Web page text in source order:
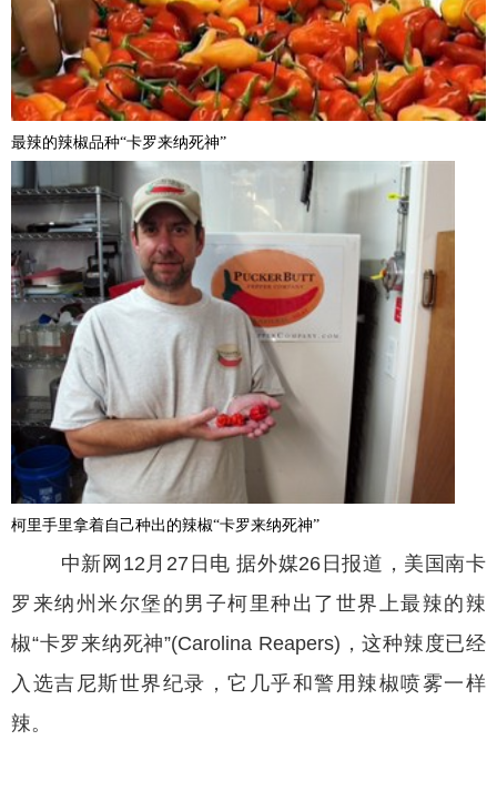
最辣的辣椒品种“卡罗来纳死神”
柯里手里拿着自己种出的辣椒“卡罗来纳死神”
中新网12月27日电 据外媒26日报道，美国南卡
罗来纳州米尔堡的男子柯里种出了世界上最辣的辣
椒“卡罗来纳死神”(Carolina Reapers)，这种辣度已经
入选吉尼斯世界纪录，它几乎和警用辣椒喷雾一样
辣。